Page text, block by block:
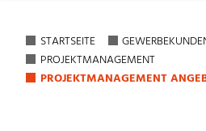
STARTSEITE
PROJEKTMANAGEMENT
PROJEKTMANAGEMENT